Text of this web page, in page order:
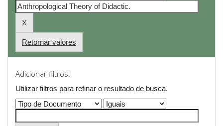
Retornar valores
Adicionar filtros:
Utilizar filtros para refinar o resultado de busca.